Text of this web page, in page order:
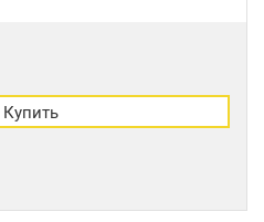
Купить